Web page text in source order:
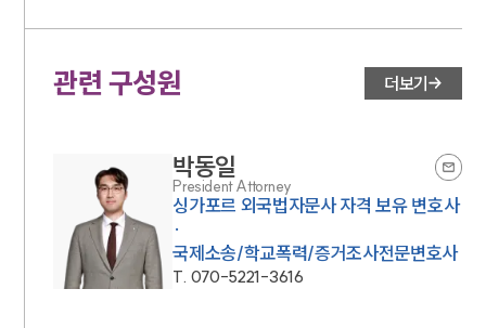
뉴스레터/브로슈어
대륜법률상담예약
관련 구성원 더보기
박동일
President Attorney
싱가포르 외국법자문사 자격 보유 변호사
·
국제소송/학교폭력/증거조사전문변호사
T. 070-5221-3616